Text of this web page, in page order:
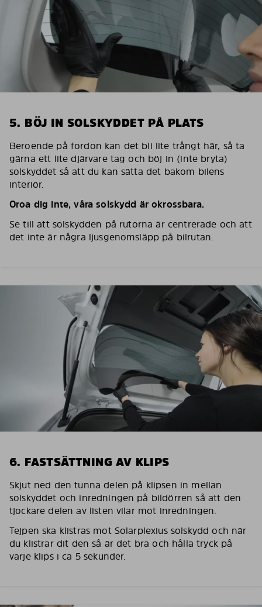
5. BÖJ IN SOLSKYDDET PÅ PLATS
Beroende på fordon kan det bli lite trångt här, så ta
gärna ett lite djärvare tag och böj in (inte bryta)
solskyddet så att du kan sätta det bakom bilens
interiör.
Oroa dig inte, våra solskydd är okrossbara.
Se till att solskydden på rutorna är centrerade och att
det inte är några ljusgenomsläpp på bilrutan.
6. FASTSÄTTNING AV KLIPS
Skjut ned den tunna delen på klipsen in mellan
solskyddet och inredningen på bildörren så att den
tjockare delen av listen vilar mot inredningen.
Tejpen ska klistras mot Solarplexius solskydd och när
du klistrar dit den så är det bra och hålla tryck på
varje klips i ca 5 sekunder.